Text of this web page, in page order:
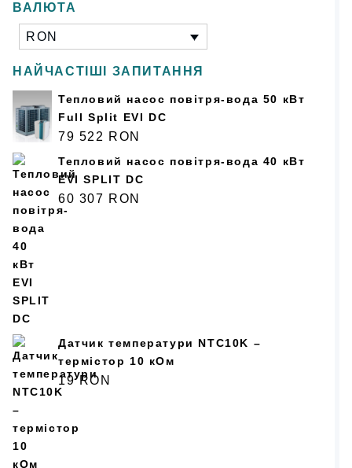
ВАЛЮТА
RON
НАЙЧАСТІШІ ЗАПИТАННЯ
Тепловий насос повітря-вода 50 кВт
Full Split EVI DC
79 522 RON
Тепловий насос повітря-вода 40 кВт
EVI SPLIT DC
60 307 RON
Датчик температури NTC10K –
термістор 10 кОм
19RON